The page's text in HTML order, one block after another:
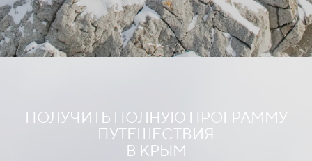
ПОЛУЧИТЬ ПОЛНУЮ ПРОГРАММУ
ПУТЕШЕСТВИЯ
В КРЫМ